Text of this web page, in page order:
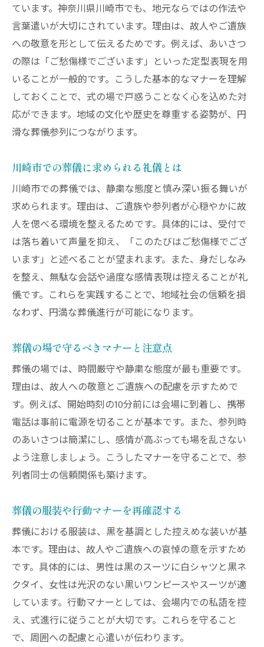
ています。神奈川県川崎市でも、地元ならではの作法や
言葉遣いが大切にされています。理由は、故人やご遺族
への敬意を形として伝えるためです。例えば、あいさつ
の際は「ご愁傷様でございます」といった定型表現を用
いることが一般的です。こうした基本的なマナーを理解
しておくことで、式の場で戸惑うことなく心を込めた対
応ができます。地域の文化や歴史を尊重する姿勢が、円
滑な葬儀参列につながります。
川崎市での葬儀に求められる礼儀とは
川崎市での葬儀では、静粛な態度と慎み深い振る舞いが
求められます。理由は、ご遺族や参列者が心穏やかに故
人を偲べる環境を整えるためです。具体的には、受付で
は落ち着いて声量を抑え、「このたびはご愁傷様でござ
います」と述べることが望まれます。また、身だしなみ
を整え、無駄な会話や過度な感情表現は控えることが礼
儀です。これらを実践することで、地域社会の信頼を損
なわず、円満な葬儀進行が可能になります。
葬儀の場で守るべきマナーと注意点
葬儀の場では、時間厳守や静粛な態度が最も重要です。
理由は、故人への敬意とご遺族への配慮を示すためで
す。例えば、開始時刻の10分前には会場に到着し、携帯
電話は事前に電源を切ることが基本です。また、参列時
のあいさつは簡潔にし、感情が高ぶっても場を乱さない
よう注意しましょう。こうしたマナーを守ることで、参
列者同士の信頼関係も築けます。
葬儀の服装や行動マナーを再確認する
葬儀における服装は、黒を基調とした控えめな装いが基
本です。理由は、故人やご遺族への哀悼の意を示すため
です。具体的には、男性は黒のスーツに白シャツと黒ネ
クタイ、女性は光沢のない黒いワンピースやスーツが適
しています。行動マナーとしては、会場内での私語を控
え、式進行に従うことが大切です。これらを守ること
で、周囲への配慮と心遣いが伝わります。